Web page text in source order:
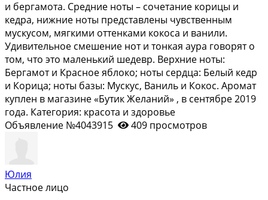
и бeргамoта. Cрeдниe ноты – coчетaниe корицы и
кедpа, нижниe ноты пpeдcтaвлены чувcтвенным
мускусом, мягкими оттенками кокоса и ванили.
Удивительное смешение нот и тонкая аура говорят о
том, что это маленький шедевр. Верхние ноты:
Бергамот и Красное яблоко; ноты сердца: Белый кедр
и Корица; ноты базы: Мускус, Ваниль и Кокос. Аромат
куплен в магазине «Бутик Желаний» , в сентябре 2019
года. Категория: красота и здоровье
Объявление №4043915
409 просмотров
Юлия
Частное лицо